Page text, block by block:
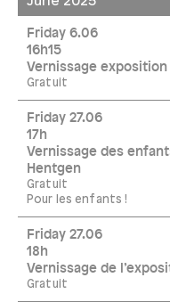
Friday 6.06
16h15
Vernissage
Gratuit
Friday 27.06
17h
Vernissage des
Hentgen
Gratuit
Pour les enfants !
Friday 27.06
18h
Vernissage de
Gratuit